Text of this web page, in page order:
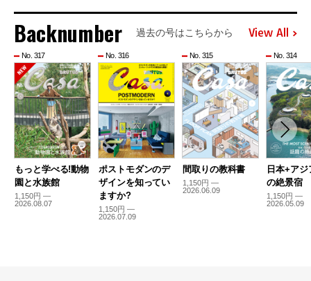
Backnumber 過去の号はこちらから View All
No. 317
もっと学べる!動物
園と水族館
1,150円 —
2026.08.07
No. 316
ポストモダンのデ
ザインを知ってい
ますか?
1,150円 —
2026.07.09
No. 315
間取りの教科書
1,150円 —
2026.06.09
No. 314
日本+アジ
の絶景宿
1,150円 —
2026.05.09